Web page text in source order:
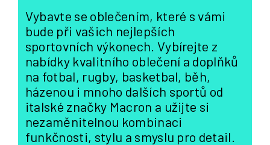
Vybavte se oblečením, které s vámi
bude při vašich nejlepších
sportovních výkonech. Vybírejte z
nabídky kvalitního oblečení a doplňků
na fotbal, rugby, basketbal, běh,
házenou i mnoho dalších sportů od
italské značky Macron a užijte si
nezaměnitelnou kombinaci
funkčnosti, stylu a smyslu pro detail.